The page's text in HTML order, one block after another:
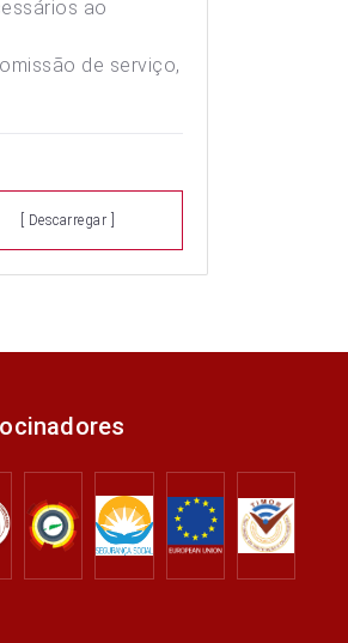
ao
de serviço,
[ Descarregar ]